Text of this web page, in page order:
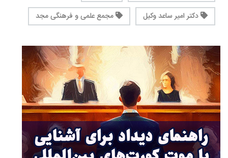
دکتر امیر ساعد وکیل
مجمع علمی و فرهنگی مجد